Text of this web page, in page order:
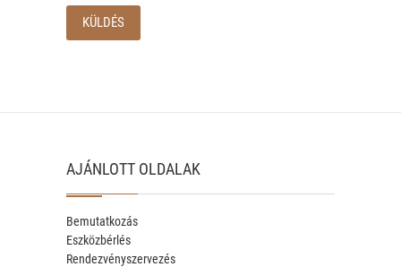
AJÁNLOTT OLDALAK
Bemutatkozás
Eszközbérlés
Rendezvényszervezés